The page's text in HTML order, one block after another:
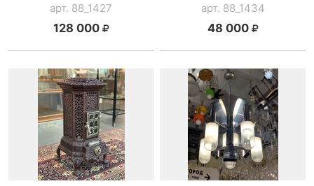
арт. 88_1427
128 000
арт. 88_1434
48 000